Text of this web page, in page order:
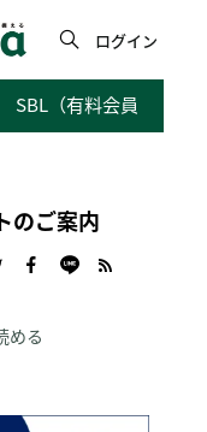
ログイン
SBL（有料会員向けサ
のご案内
める